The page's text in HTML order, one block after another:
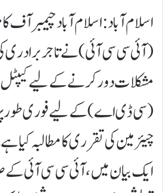
اسلام آباد: اسلام آباد چیمبر
(آئی سی سی آئی) نے تاجر برادری
مشکلات دور کرنے کے لیے کیپٹل
(سی ڈی اے) کے لیے فوری طور
چیئرمین کی تقرری کا مطالبہ کیا
ایک بیان میں، آئی سی سی آئی